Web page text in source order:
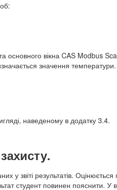
основного вікна CAS Modbus
значення температури.
наведеному в додатку 3.4.
у звіті результатів. Оцінюється
студент повинен пояснити.